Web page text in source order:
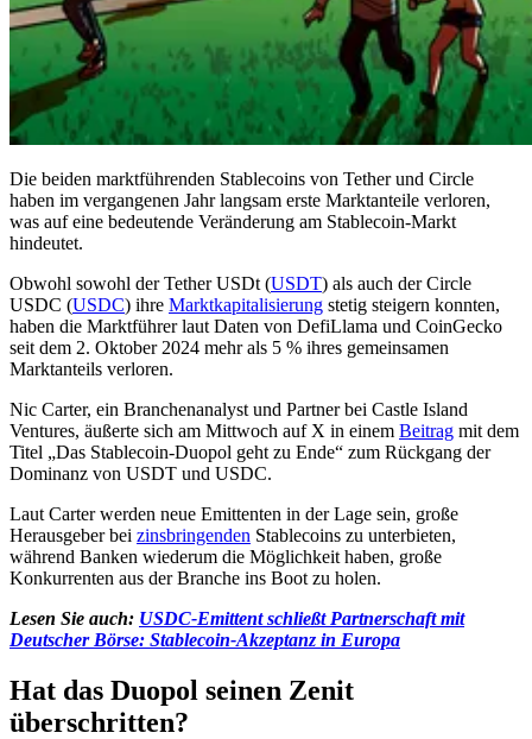
Die beiden marktführenden Stablecoins von Tether und Circle
haben im vergangenen Jahr langsam erste Marktanteile verloren,
was auf eine bedeutende Veränderung am Stablecoin-Markt
hindeutet.
Obwohl sowohl der Tether USDt (USDT) als auch der Circle
USDC (USDC) ihre Marktkapitalisierung stetig steigern konnten,
haben die Marktführer laut Daten von DefiLlama und CoinGecko
seit dem 2. Oktober 2024 mehr als 5 % ihres gemeinsamen
Marktanteils verloren.
Nic Carter, ein Branchenanalyst und Partner bei Castle Island
Ventures, äußerte sich am Mittwoch auf X in einem Beitrag mit dem
Titel „Das Stablecoin-Duopol geht zu Ende“ zum Rückgang der
Dominanz von USDT und USDC.
Laut Carter werden neue Emittenten in der Lage sein, große
Herausgeber bei zinsbringenden Stablecoins zu unterbieten,
während Banken wiederum die Möglichkeit haben, große
Konkurrenten aus der Branche ins Boot zu holen.
Lesen Sie auch: USDC-Emittent schließt Partnerschaft mit
Deutscher Börse: Stablecoin-Akzeptanz in Europa
Hat das Duopol seinen Zenit
überschritten?